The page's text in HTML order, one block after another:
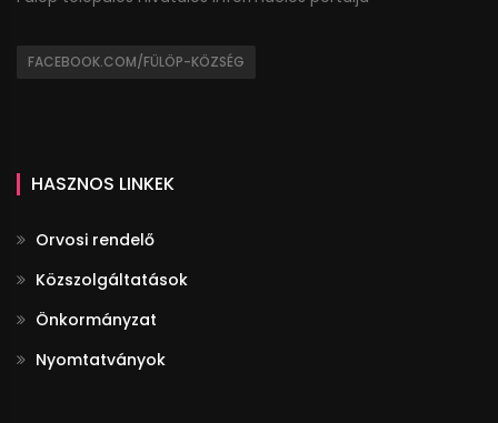
FACEBOOK.COM/FÜLÖP-KÖZSÉG
HASZNOS LINKEK
Orvosi rendelő
Közszolgáltatások
Önkormányzat
Nyomtatványok